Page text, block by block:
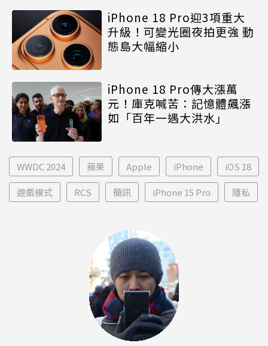
iPhone 18 Pro迎3項重大
升級！可變光圈夜拍更強 動
態島大幅縮小
iPhone 18 Pro傳大漲萬
元！庫克喊苦：記憶體飆漲
如「百年一遇大洪水」
WWDC 2024 蘋果 Apple iPhone iOS 18
遊戲模式 RCS 簡訊 iPhone 15 Pro 隱私